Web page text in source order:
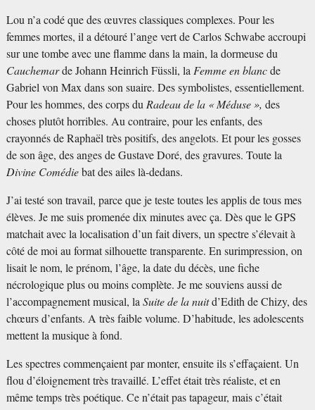
Lou n’a codé que des œuvres classiques complexes. Pour les
femmes mortes, il a détouré l’ange vert de Carlos Schwabe accroupi
sur une tombe avec une flamme dans la main, la dormeuse du
Cauchemarde Johann Heinrich Füssli, la Femme en blancde
Gabriel von Max dans son suaire. Des symbolistes, essentiellement.
Pour les hommes, des corps du Radeau de la « Méduse», des
choses plutôt horribles. Au contraire, pour les enfants, des
crayonnés de Raphaël très positifs, des angelots. Et pour les gosses
de son âge, des anges de Gustave Doré, des gravures. Toute la
Divine Comédiebat des ailes là-dedans.
J’ai testé son travail, parce que je teste toutes les applis de tous mes
élèves. Je me suis promenée dix minutes avec ça. Dès que le GPS
matchait avec la localisation d’un fait divers, un spectre s’élevait à
côté de moi au format silhouette transparente. En surimpression, on
lisait le nom, le prénom, l’âge, la date du décès, une fiche
nécrologique plus ou moins complète. Je me souviens aussi de
l’accompagnement musical, laSuite de la nuitd’Edith de Chizy, des
chœurs d’enfants. A très faible volume. D’habitude, les adolescents
mettent la musique à fond.
Les spectres commençaient par monter, ensuite ils s’effaçaient. Un
flou d’éloignement très travaillé. L’effet était très réaliste, et en
même temps très poétique. Ce n’était pas tapageur, mais c’était